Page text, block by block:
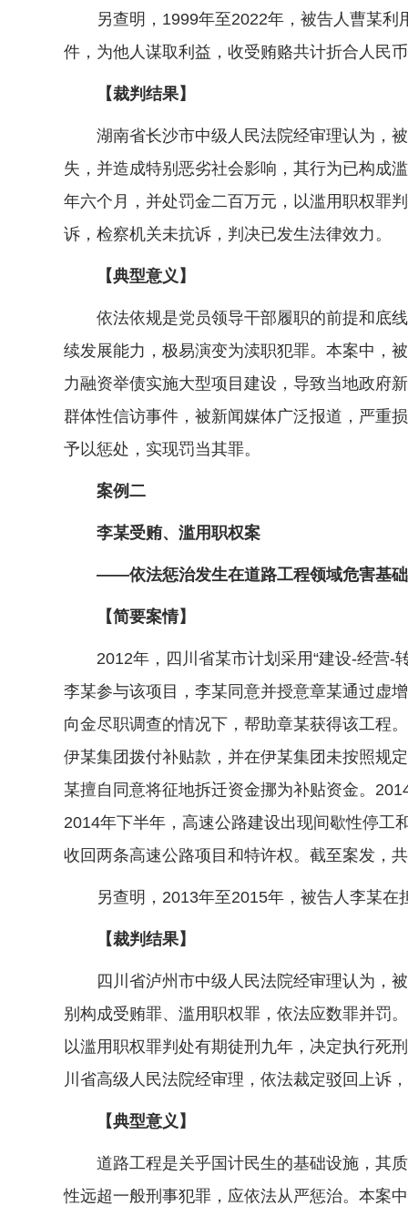
另查明，1999年至2022年，被告人曹某利
件，为他人谋取利益，收受贿赂共计折合人民
【裁判结果】
湖南省长沙市中级人民法院经审理认为，被
失，并造成特别恶劣社会影响，其行为已构成
年六个月，并处罚金二百万元，以滥用职权罪
诉，检察机关未抗诉，判决已发生法律效力。
【典型意义】
依法依规是党员领导干部履职的前提和底线
续发展能力，极易演变为渎职犯罪。本案中，
力融资举债实施大型项目建设，导致当地政府
群体性信访事件，被新闻媒体广泛报道，严重
予以惩处，实现罚当其罪。
案例二
李某受贿、滥用职权案
——依法惩治发生在道路工程领域危害基础
【简要案情】
2012年，四川省某市计划采用“建设-经营-转
李某参与该项目，李某同意并授意章某通过虚
向金尽职调查的情况下，帮助章某获得该工程
伊某集团拨付补贴款，并在伊某集团未按照规
某擅自同意将征地拆迁资金挪为补贴资金。
2014年下半年，高速公路建设出现间歇性停工
收回两条高速公路项目和特许权。截至案发，
另查明，2013年至2015年，被告人李某在
【裁判结果】
四川省泸州市中级人民法院经审理认为，被
别构成受贿罪、滥用职权罪，依法应数罪并罚
以滥用职权罪判处有期徒刑九年，决定执行死
川省高级人民法院经审理，依法裁定驳回上诉
【典型意义】
道路工程是关乎国计民生的基础设施，其质
性远超一般刑事犯罪，应依法从严惩治。本案